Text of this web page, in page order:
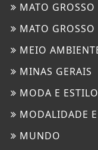
MATO GROSSO
MATO
MEIO
MINAS GERAIS
MODA E ESTILO
MODALIDADE
MUNDO